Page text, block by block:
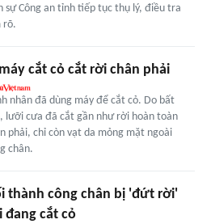
sự Công an tỉnh tiếp tục thụ lý, điều tra
rõ.
cắt cỏ cắt rời chân phải
nhân đã dùng máy để cắt cỏ. Do bất
lưỡi cưa đã cắt gần như rời hoàn toàn
phải, chỉ còn vạt da mỏng mặt ngoài
chân.
thành công chân bị 'đứt rời'
đang cắt cỏ